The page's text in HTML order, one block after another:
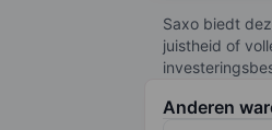
De
China, het
Saxo biedt
juistheid of
Anderen